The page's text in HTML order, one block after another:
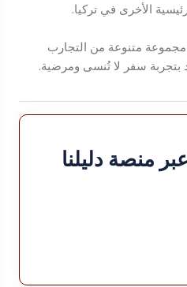
الأخرى في تركيا.
مجموعة متنوعة من التجارب
بتجربة سفر لا تُنسى ومرضية.
منصة دليلنا